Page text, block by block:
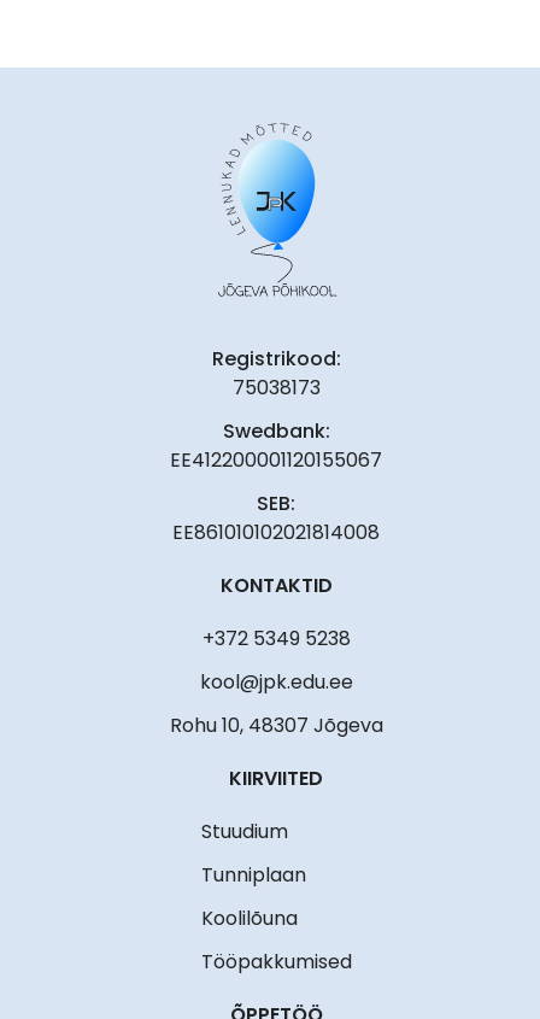
Registrikood:
75038173
Swedbank:
EE412200001120155067
SEB:
EE861010102021814008
KONTAKTID
+372 5349 5238
kool@jpk.edu.ee
Rohu 10, 48307 Jõgeva
KIIRVIITED
Stuudium
Tunniplaan
Koolilõuna
Tööpakkumised